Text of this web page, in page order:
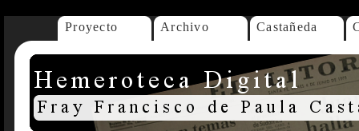
Proyecto Archivo Castañeda